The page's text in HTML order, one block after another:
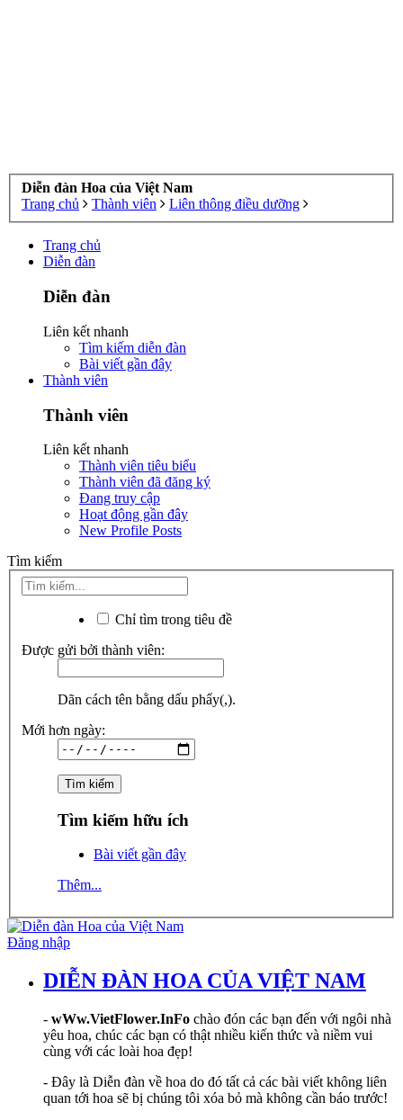
Diễn đàn Hoa của Việt Nam
Trang chủ
Thành viên Liên thông điều dưỡng
Trang chủ
Diễn đàn
Diễn đàn
Liên kết nhanh
Tìm kiếm diễn đàn
Bài viết gần đây
Thành viên
Thành viên
Liên kết nhanh
Thành viên tiêu biểu
Thành viên đã đăng ký
Đang truy cập
Hoạt động gần đây
New Profile Posts
Tìm kiếm
Chỉ tìm trong tiêu đề
Được gửi bởi thành viên:
Dãn cách tên bằng dấu phẩy(,).
Mới hơn ngày:
Tìm kiếm hữu ích
Bài viết gần đây
Thêm...
Đăng nhập
DIỄN ĐÀN HOA CỦA VIỆT NAM
- wWw.VietFlower.InFo chào đón các bạn đến với ngôi nhà
yêu hoa, chúc các bạn có thật nhiều kiến thức và niềm vui
cùng với các loài hoa đẹp!
- Đây là Diễn đàn về hoa do đó tất cả các bài viết không liên
quan tới hoa sẽ bị chúng tôi xóa bỏ mà không cần báo trước!